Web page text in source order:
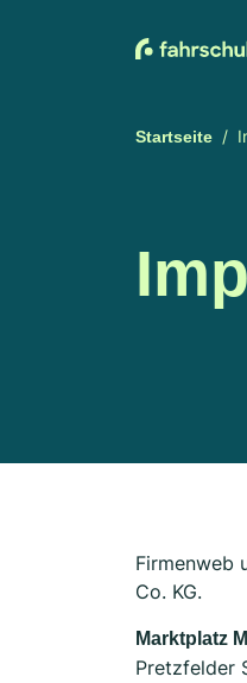
Startseite
Firmenweb
Co. KG.
Marktplatz
Pretzfelder